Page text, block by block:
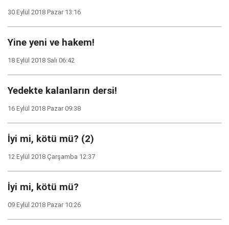
30 Eylül 2018 Pazar 13:16
Yine yeni ve hakem!
18 Eylül 2018 Salı 06:42
Yedekte kalanların dersi!
16 Eylül 2018 Pazar 09:38
İyi mi, kötü mü? (2)
12 Eylül 2018 Çarşamba 12:37
İyi mi, kötü mü?
09 Eylül 2018 Pazar 10:26